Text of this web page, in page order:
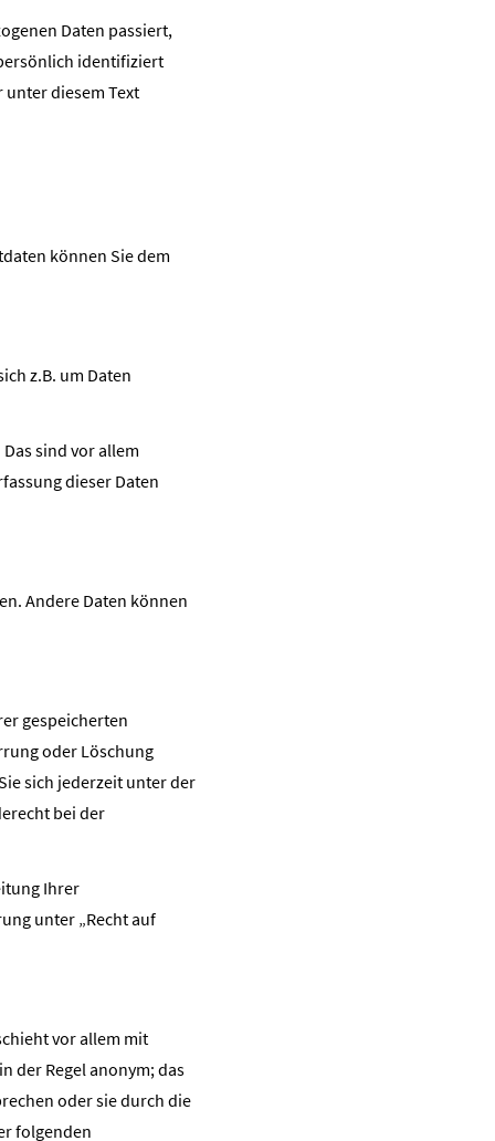
Daten passiert,
identifiziert
diesem Text
können Sie dem
z.B. um Daten
sind vor allem
dieser Daten
Andere Daten können
gespeicherten
oder Löschung
sich jederzeit unter der
bei der
Ihrer
unter „Recht auf
vor allem mit
der Regel anonym; das
oder sie durch die
folgenden